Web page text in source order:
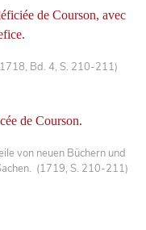
de Courson, avec
Bd. 4, S. 210-211)
de Courson.
von neuen Büchern und
(1719, S. 210-211)